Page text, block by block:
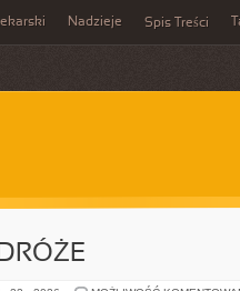
Nadzieje Spis Treści